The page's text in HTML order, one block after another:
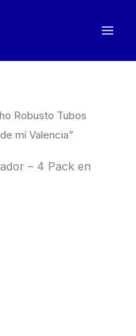
Robusto Tubos
mí Valencia”
– 4 Pack en